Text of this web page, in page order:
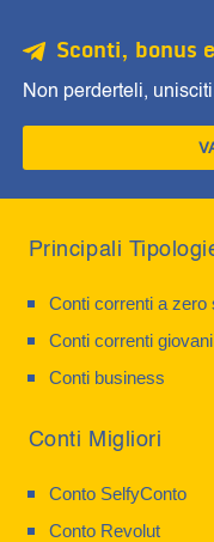
Sconti, bonus
Non perderteli,
Principali
Conti correnti a zero
Conti correnti giovani
Conti business
Conti Migliori
Conto SelfyConto
Conto Revolut